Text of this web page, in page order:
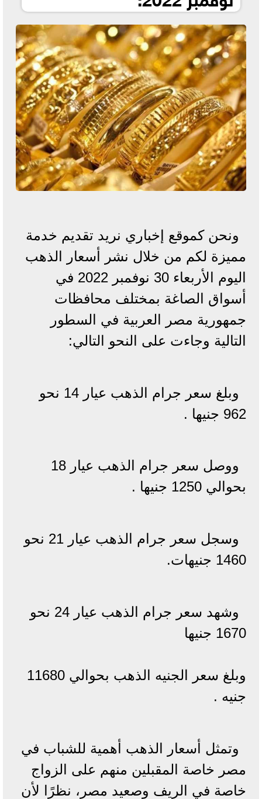
ونحن كموقع إخباري نريد تقديم خدمة
مميزة لكم من خلال نشر أسعار الذهب
اليوم الأربعاء 30 نوفمبر 2022 في
أسواق الصاغة بمختلف محافظات
جمهورية مصر العربية في السطور
التالية وجاءت على النحو التالي:
وبلغ سعر جرام الذهب عيار 14 نحو
962 جنيها .
ووصل سعر جرام الذهب عيار 18
بحوالي 1250 جنيها .
وسجل سعر جرام الذهب عيار 21 نحو
1460 جنيهات.
وشهد سعر جرام الذهب عيار 24 نحو
1670 جنيها
وبلغ سعر الجنيه الذهب بحوالي 11680
جنيه .
وتمثل أسعار الذهب أهمية للشباب في
مصر خاصة المقبلين منهم على الزواج
خاصة في الريف وصعيد مصر، نظرًا لأن